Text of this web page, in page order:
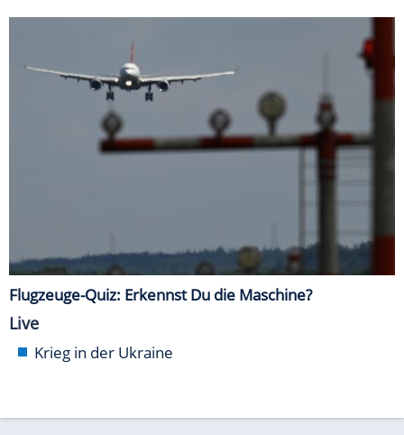
Flugzeuge-Quiz: Erkennst Du die Maschine?
Live
Krieg in der Ukraine